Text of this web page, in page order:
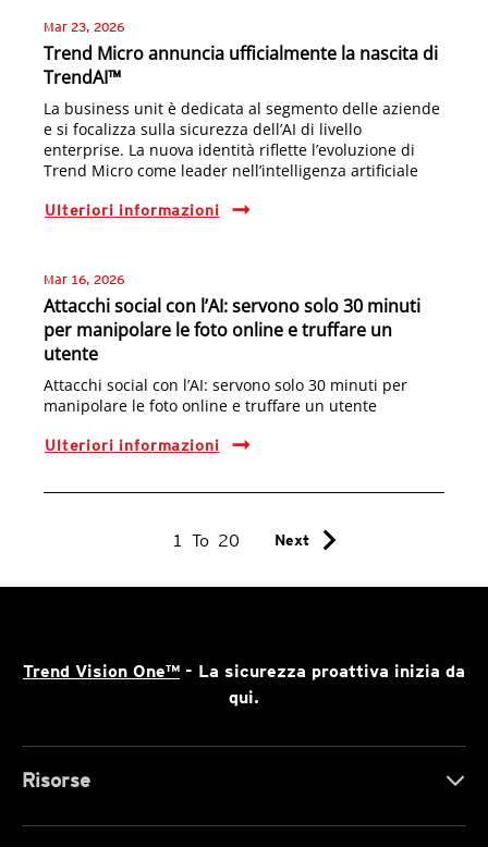
Mar 23, 2026
Trend Micro annuncia ufficialmente la nascita di
TrendAI™
La business unit è dedicata al segmento delle aziende
e si focalizza sulla sicurezza dell’AI di livello
enterprise. La nuova identità riflette l’evoluzione di
Trend Micro come leader nell’intelligenza artificiale
Ulteriori informazioni
Mar 16, 2026
Attacchi social con l’AI: servono solo 30 minuti
per manipolare le foto online e truffare un
utente
Attacchi social con l’AI: servono solo 30 minuti per
manipolare le foto online e truffare un utente
Ulteriori informazioni
1 To 20 Next chevron_right
Trend Vision One™ - La sicurezza proattiva inizia da
qui.
Risorse